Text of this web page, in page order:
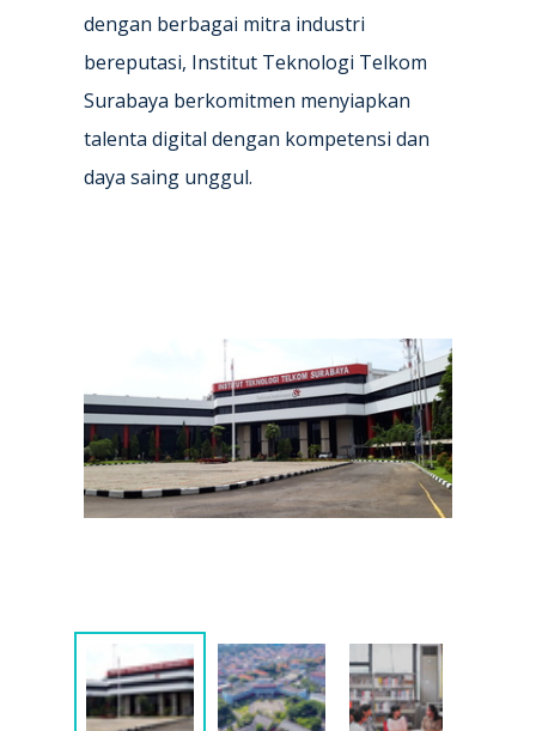
dengan berbagai mitra industri
bereputasi, Institut Teknologi Telkom
Surabaya berkomitmen menyiapkan
talenta digital dengan kompetensi dan
daya saing unggul.